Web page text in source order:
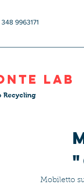
348 9963171
lab
Recycling
Mobiletto